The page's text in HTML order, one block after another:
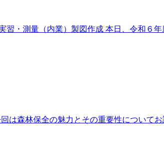
・測量（内業）製図作成 本日、令和６
は森林保全の魅力とその重要性について